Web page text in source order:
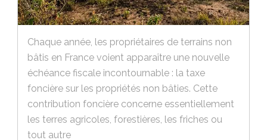
Chaque année, les propriétaires de terrains non
bâtis en France voient apparaître une nouvelle
échéance fiscale incontournable : la taxe
foncière sur les propriétés non bâties. Cette
contribution foncière concerne essentiellement
les terres agricoles, forestières, les friches ou
tout autre